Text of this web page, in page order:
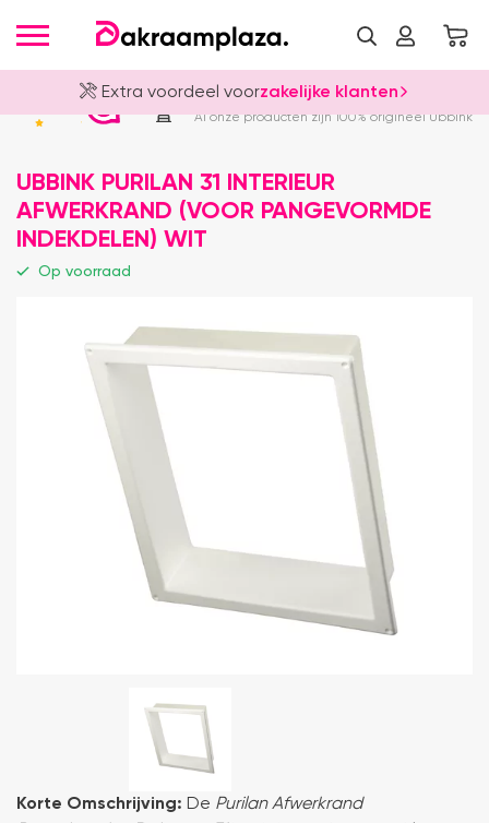
Extra voordeel voorzakelijke klanten
Officieel Ubbink Dealer
Al onze producten zijn 100% origineel Ubbink
UBBINK PURILAN 31 INTERIEUR
AFWERKRAND (VOOR PANGEVORMDE
INDEKDELEN) WIT
Op voorraad
Korte Omschrijving: De Purilan Afwerkrand